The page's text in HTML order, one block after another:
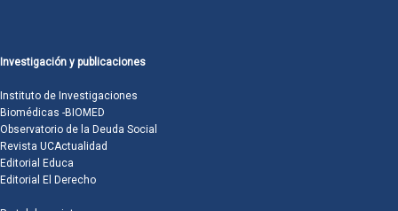
Investigación y publicaciones
Instituto de Investigaciones
Biomédicas -BIOMED
Observatorio de la Deuda Social
Revista UCActualidad
Editorial Educa
Editorial El Derecho